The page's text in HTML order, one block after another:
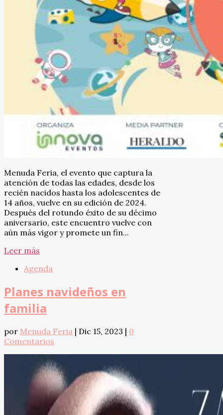
Menuda Feria, el evento que captura la
atención de todas las edades, desde los
recién nacidos hasta los adolescentes de
14 años, vuelve en su edición de 2024.
Después del rotundo éxito de su décimo
aniversario, este encuentro vuelve con
aún más vigor y promete un fin...
Leer más
Agenda
Planes navideños en
familia
por Menuda Feria | Dic 15, 2023 | 0
Comentarios